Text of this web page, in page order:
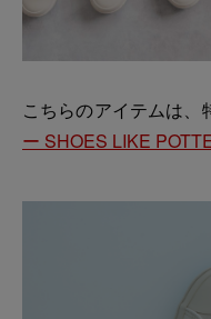
こちらのアイテムは、
ー SHOES LIKE